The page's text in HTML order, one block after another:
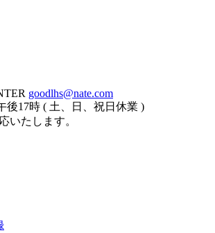
goodlhs@nate.com
後17時 ( 土、日、祝日休業 )
いたします。